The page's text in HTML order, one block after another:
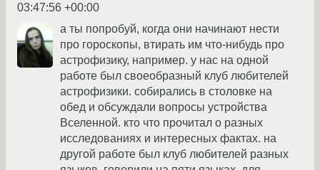
03:47:56 +00:00
а ты попробуй, когда они начинают нести
про гороскопы, втирать им что-нибудь про
астрофизику, например. у нас на одной
работе был своеобразный клуб любителей
астрофизики. собирались в столовке на
обед и обсуждали вопросы устройства
Вселенной. кто что прочитал о разных
исследованиях и интересных фактах. на
другой работе был клуб любителей разных